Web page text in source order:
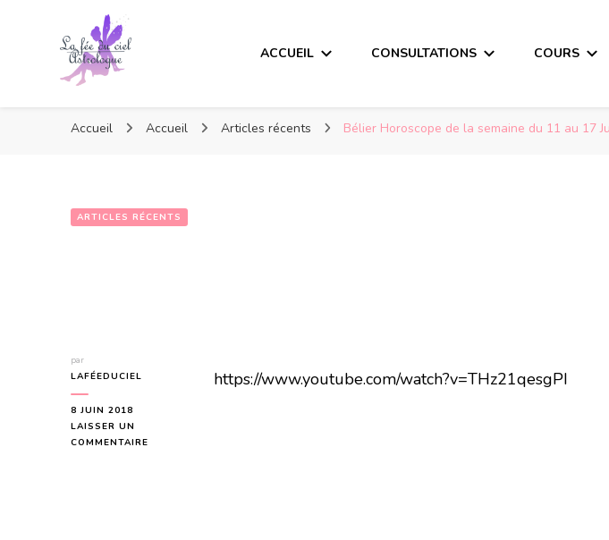
ACCUEIL CONSULTATIONS COURS
Accueil Accueil Articles récents Bélier Horoscope de la semaine du 11 au 17
ARTICLES RÉCENTS
par
LAFÉEDUCIEL
8 JUIN 2018
LAISSER UN
COMMENTAIRE
https://www.youtube.com/watch?v=THz21qesgPI